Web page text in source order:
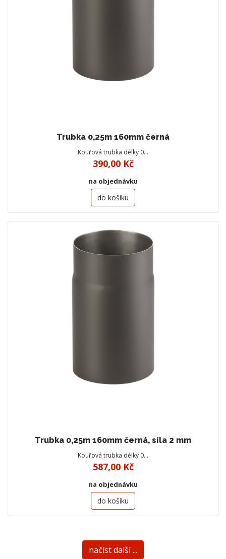
Trubka 0,25m 160mm černá
Kouřová trubka délky 0…
390,00 Kč
na objednávku
do košíku
Trubka 0,25m 160mm černá, síla 2 mm
Kouřová trubka délky 0…
587,00 Kč
na objednávku
do košíku
načíst další ...